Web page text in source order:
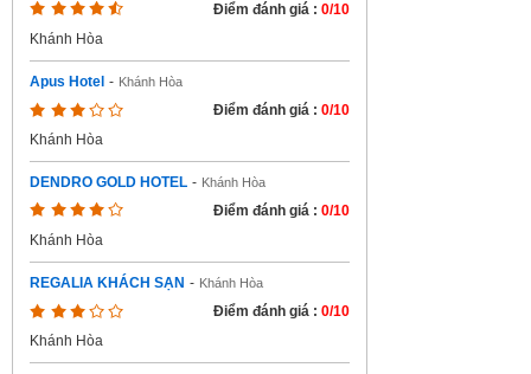
Điểm đánh giá : 0/10
Khánh Hòa
Apus Hotel - Khánh Hòa
Điểm đánh giá : 0/10
Khánh Hòa
DENDRO GOLD HOTEL - Khánh Hòa
Điểm đánh giá : 0/10
Khánh Hòa
REGALIA KHÁCH SẠN - Khánh Hòa
Điểm đánh giá : 0/10
Khánh Hòa